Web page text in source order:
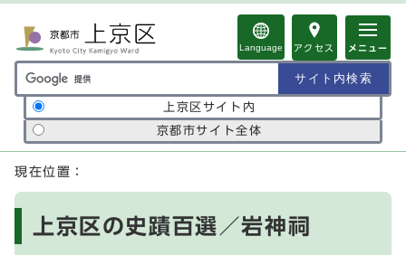
Language アクセス メニュー
サイト内検索の範囲
上京区サイト内
京都市サイト全体
ここから本文です
現在位置：
上京区の史蹟百選／岩神祠